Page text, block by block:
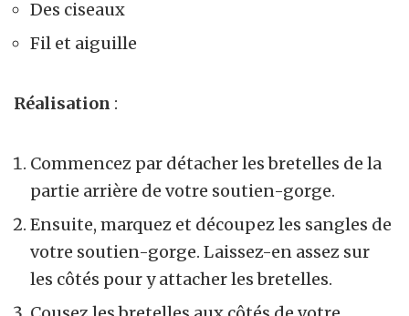
Des ciseaux
Fil et aiguille
Réalisation :
Commencez par détacher les bretelles de la
partie arrière de votre soutien-gorge.
Ensuite, marquez et découpez les sangles de
votre soutien-gorge. Laissez-en assez sur
les côtés pour y attacher les bretelles.